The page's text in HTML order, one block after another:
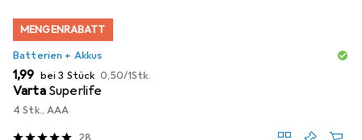
MENGENRABATT
Batterien + Akkus
EUR
1,99 bei 3 Stück EUR
0,50/1Stk.
Varta Superlife
4 Stk., AAA
28